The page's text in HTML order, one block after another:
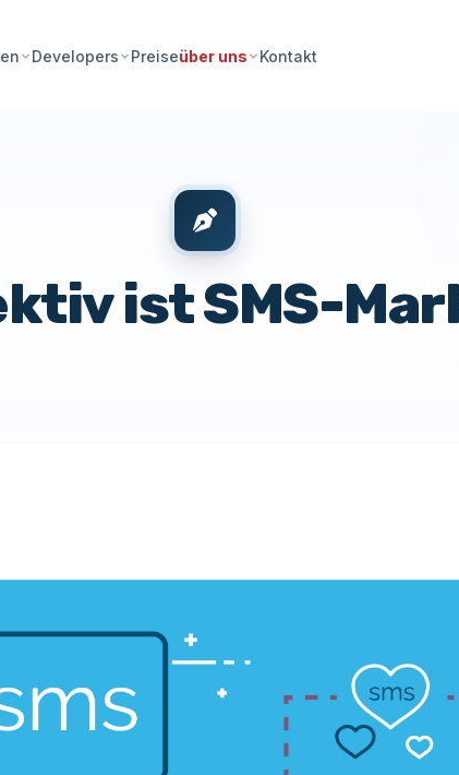
Developers Preiseüber uns Kontakt
ist SMS-